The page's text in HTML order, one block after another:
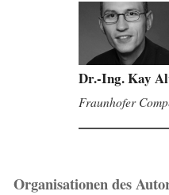
Dr.-Ing. Kay
Fraunhofer
Organisationen des